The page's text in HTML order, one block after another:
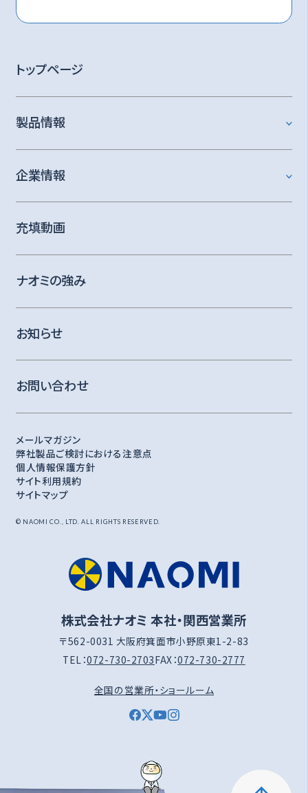
トップページ
製品情報
企業情報
充填動画
ナオミの強み
お知らせ
お問い合わせ
メールマガジン
弊社製品ご検討における注意点
個人情報保護方針
サイト利用規約
サイトマップ
© NAOMI CO., LTD. ALL RIGHTS RESERVED.
株式会社ナオミ 本社・関西営業所
〒562-0031 大阪府箕面市小野原東1-2-83
TEL：072-730-2703FAX：072-730-2777
全国の営業所・ショールーム